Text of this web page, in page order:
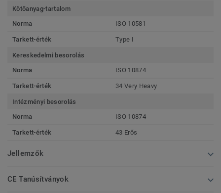
Kötőanyag-tartalom
Norma
ISO 10581
Tarkett-érték Type I
Kereskedelmi besorolás
Norma
ISO 10874
Tarkett-érték 34 Very Heavy
Intézményi besorolás
Norma
ISO 10874
Tarkett-érték 43 Erős
Jellemzők
CE Tanúsítványok